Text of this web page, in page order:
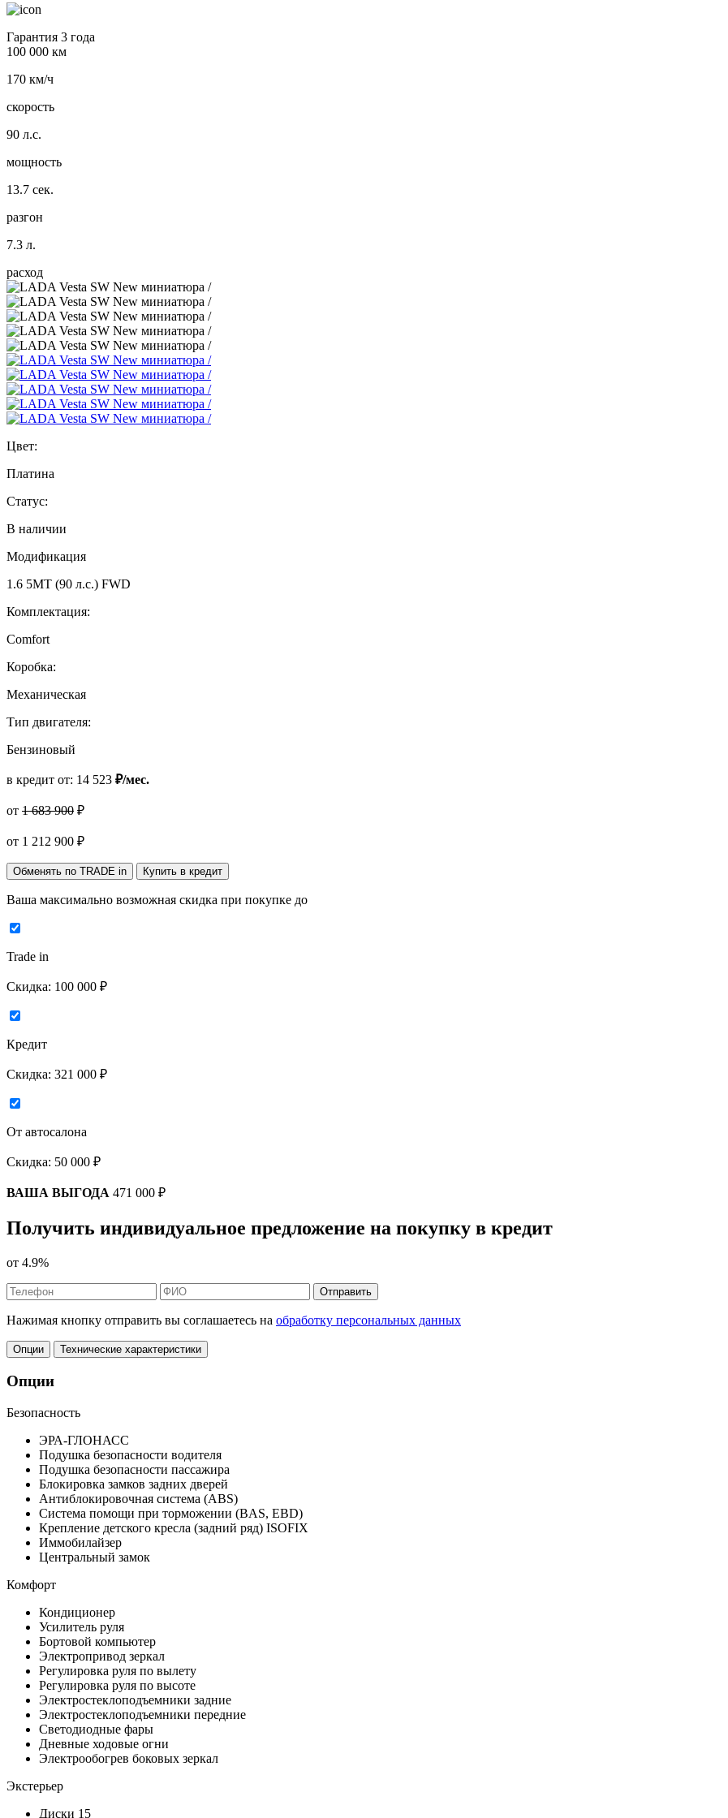
Гарантия 3 года
100 000 км
170 км/ч
скорость
90 л.с.
мощность
13.7 сек.
разгон
7.3 л.
расход
Цвет:
Платина
Статус:
В наличии
Модификация
1.6 5MT (90 л.с.) FWD
Комплектация:
Comfort
Коробка:
Механическая
Тип двигателя:
Бензиновый
в кредит от: 14 523 ₽/мес.
от 1 683 900 ₽
от 1 212 900 ₽
Обменять по TRADE in Купить в кредит
Ваша максимально возможная скидка при покупке до
Trade in
Скидка: 100 000 ₽
Кредит
Скидка: 321 000 ₽
От автосалона
Скидка: 50 000 ₽
ВАША ВЫГОДА 471 000 ₽
Получить индивидуальное предложение на покупку в кредит
от 4.9%
Отправить
Нажимая кнопку отправить вы соглашаетесь на обработку персональных данных
Опции Технические характеристики
Опции
Безопасность
ЭРА-ГЛОНАСС
Подушка безопасности водителя
Подушка безопасности пассажира
Блокировка замков задних дверей
Антиблокировочная система (ABS)
Система помощи при торможении (BAS, EBD)
Крепление детского кресла (задний ряд) ISOFIX
Иммобилайзер
Центральный замок
Комфорт
Кондиционер
Усилитель руля
Бортовой компьютер
Электропривод зеркал
Регулировка руля по вылету
Регулировка руля по высоте
Электростеклоподъемники задние
Электростеклоподъемники передние
Светодиодные фары
Дневные ходовые огни
Электрообогрев боковых зеркал
Экстерьер
Диски 15